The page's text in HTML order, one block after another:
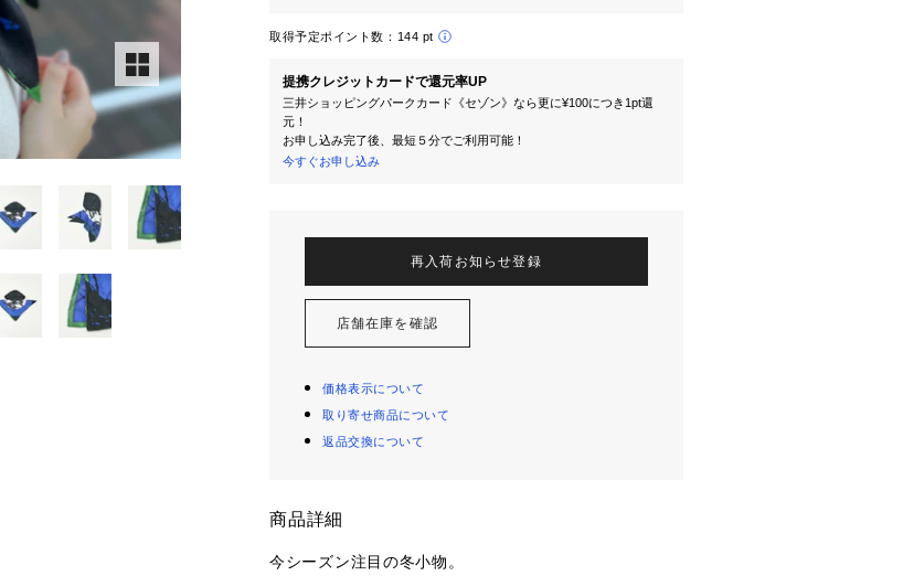
取得予定ポイント数： 144 pt
提携クレジットカードで還元率UP
三井ショッピングパークカード《セゾン》なら更に¥100につき1pt還
元！
お申し込み完了後、最短５分でご利用可能！
今すぐお申し込み
再入荷お知らせ登録
店舗在庫を確認
価格表示について
取り寄せ商品について
返品交換について
商品詳細
今シーズン注目の冬小物。